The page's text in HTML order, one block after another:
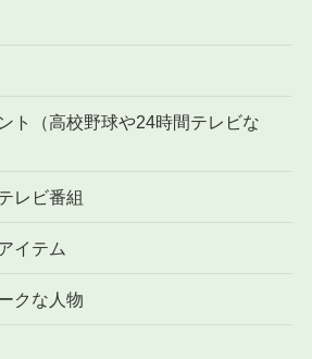
ト（高校野球や24時間テレビな
レビ番組
イテム
クな人物